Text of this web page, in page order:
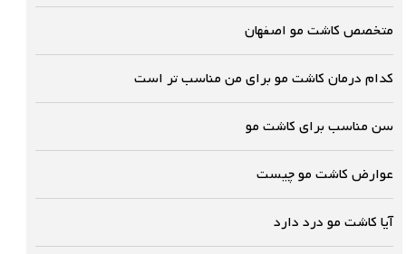
متخصص کاشت مو اصفهان
کدام درمان کاشت مو برای من مناسب تر است
سن مناسب برای کاشت مو
عوارض کاشت مو چیست
آیا کاشت مو درد دارد